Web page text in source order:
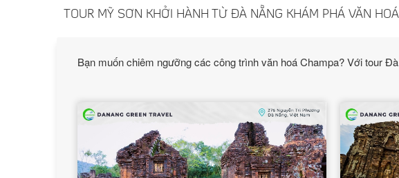
TOUR MỸ SƠN KHỞI HÀNH TỪ ĐÀ NẴNG KHÁM PHÁ VĂN
Bạn muốn chiêm ngưỡng các công trình văn hoá Champa? Với tour